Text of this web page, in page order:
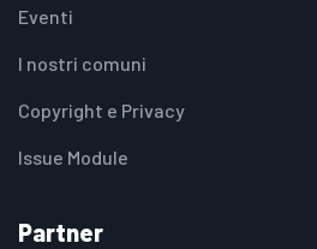
Eventi
I nostri comuni
Copyright e Privacy
Issue Module
Partner